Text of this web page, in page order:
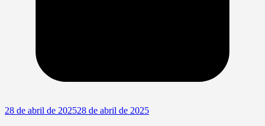
28 de abril de 202528 de abril de 2025